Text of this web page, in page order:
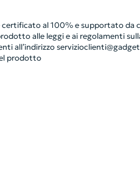
al 100% e supportato da
alle leggi e ai regolamenti
all’indirizzo
prodotto